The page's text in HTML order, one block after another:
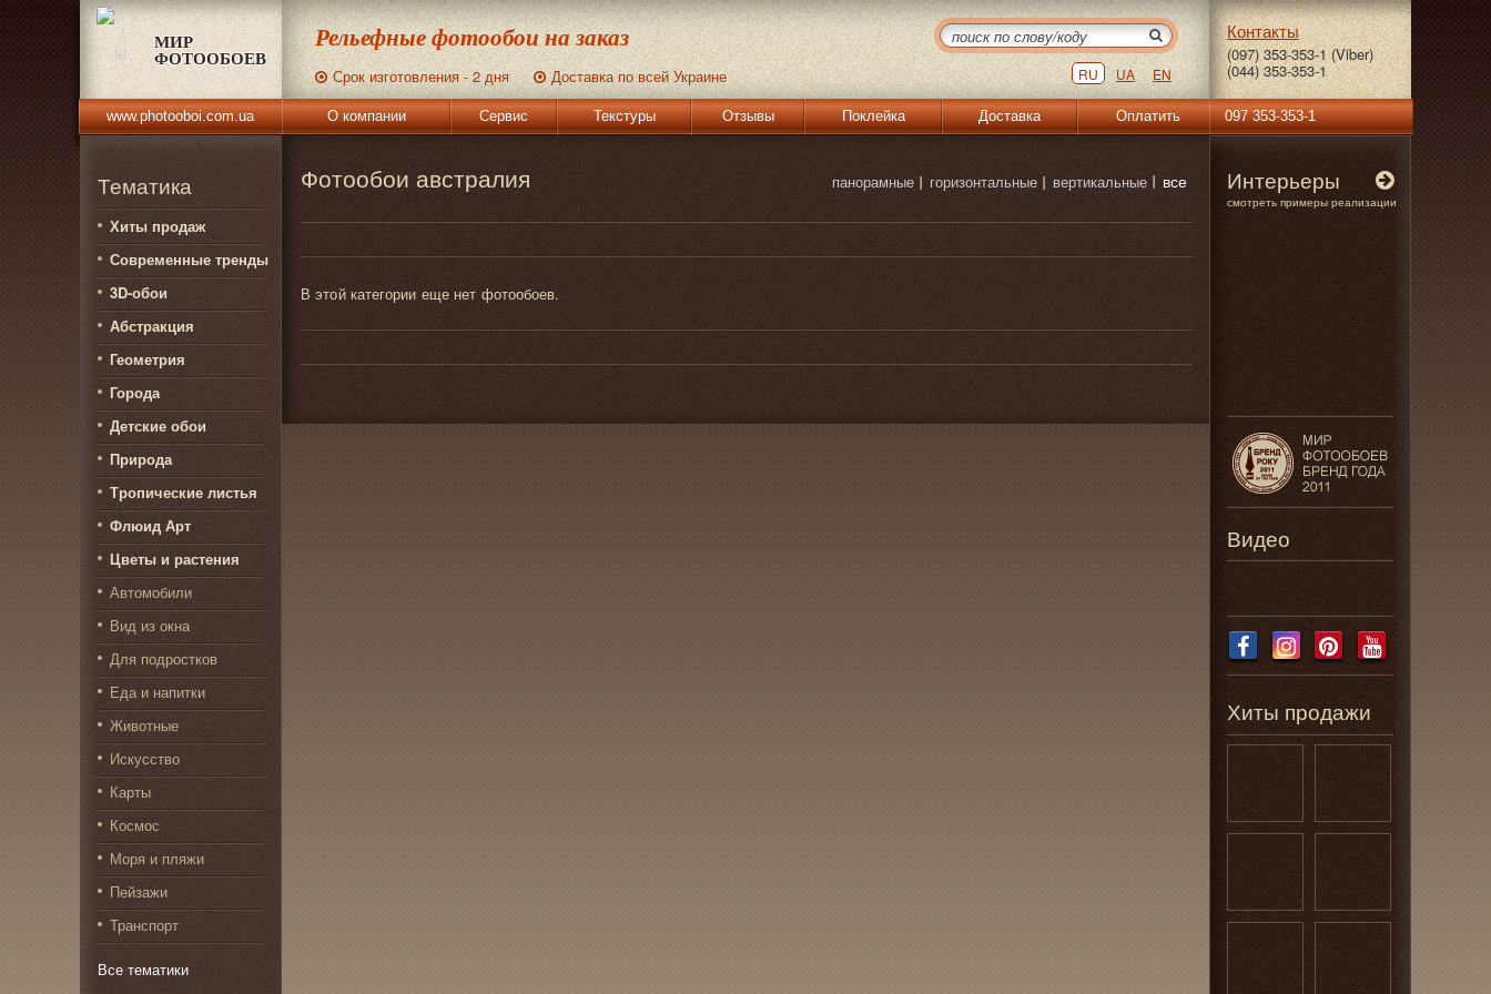
МИР
ФОТООБОЕВ
Рельефные фотообои на заказ
Срок изготовления - 2 дня Доставка по всей Украине RU UA EN
Контакты
(097) 353-353-1 (Viber)
(044) 353-353-1
www.photooboi.com.ua О компании Сервис Текстуры Отзывы Поклейка Доставка Оплатить 097 353-353-1
Тематика
Хиты продаж
Современные тренды
3D-обои
Абстракция
Геометрия
Города
Детские обои
Природа
Тропические листья
Флюид Арт
Цветы и растения
Автомобили
Вид из окна
Для подростков
Еда и напитки
Животные
Искусство
Карты
Космос
Моря и пляжи
Пейзажи
Транспорт
Все тематики
панорамные горизонтальные вертикальные все
Фотообои австралия
В этой категории еще нет фотообоев.
Интерьеры
смотреть примеры реализации
Видео
Хиты продажи